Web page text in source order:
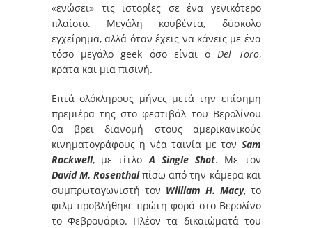
«ενώσει» τις ιστορίες σε ένα γενικότερο
πλαίσιο. Μεγάλη κουβέντα, δύσκολο
εγχείρημα, αλλά όταν έχεις να κάνεις με ένα
τόσο μεγάλο geek όσο είναι οDel Toro,
κράτα και μια πισινή.
Επτά ολόκληρους μήνες μετά την επίσημη
πρεμιέρα της στο φεστιβάλ του Βερολίνου
θα βρει διανομή στους αμερικανικούς
κινηματογράφους η νέα ταινία με τον Sam
Rockwell, με τίτλοA Single Shot. Με τον
David M. Rosenthalπίσω από την κάμερα και
συμπρωταγωνιστή τον William H. Macy, το
φιλμ προβλήθηκε πρώτη φορά στο Βερολίνο
το Φεβρουάριο. Πλέον τα δικαιώματά του